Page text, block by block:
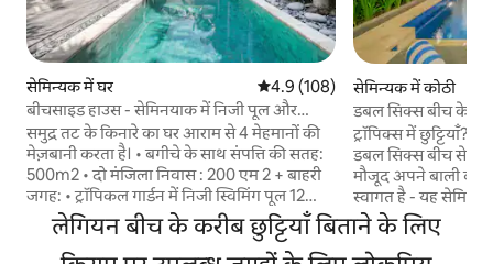
सेमिन्यक में घर औसत रेटिंग 5 में से 4.9, 108 समीक्षाएँ
4.9 (108)
बीचसाइड हाउस - सेमिनयाक में निजी पूल और
ट्रॉपिकल गार्डन
समुद्र तट के किनारे का घर आराम से 4 मेहमानों की
मेज़बानी करता है। • बगीचे के साथ संपत्ति की सतह:
500m2 • दो मंजिला निवास : 200 एम 2 + बाहरी
जगह: • ट्रॉपिकल गार्डन में निजी स्विमिंग पूल 12
मीटर x 4 • डबल सन बेड • आउटडोर शॉवर + ग्राउंड
फ़्लोर (एक आधुनिक ट्विस्ट - जिसमें एक खुली
योजना वाली लिविंग एरिया है): • भोजन क्षेत्र के साथ
सेमिन्यक में कोठी
डबल सिक्स बीच के
विला
ट्रॉपिक्स में छुट्टियाँ?
डबल सिक्स बीच से बस
मौजूद अपने बाली
स्वागत है - यह
के किनारे दोपहर
बिताने की बढ़िया जगह है! - 16+ लोगों के
जगह | 4 बेडरूम | 4 बेड
लेगियन बीच के करीब छुट्टियाँ बिताने के लिए